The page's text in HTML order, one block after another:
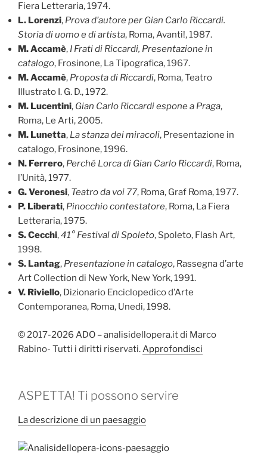
Fiera Letteraria, 1974.
L. Lorenzi, Prova d’autore per Gian Carlo Riccardi.
Storia di uomo e di artista, Roma, Avanti!, 1987.
M. Accamè, I Frati di Riccardi, Presentazione in
catalogo, Frosinone, La Tipografica, 1967.
M. Accamè, Proposta di Riccardi, Roma, Teatro
Illustrato I. G. D., 1972.
M. Lucentini, Gian Carlo Riccardi espone a Praga,
Roma, Le Arti, 2005.
M. Lunetta, La stanza dei miracoli, Presentazione in
catalogo, Frosinone, 1996.
N. Ferrero, Perché Lorca di Gian Carlo Riccardi, Roma,
l’Unità, 1977.
G. Veronesi, Teatro da voi 77, Roma, Graf Roma, 1977.
P. Liberati, Pinocchio contestatore, Roma, La Fiera
Letteraria, 1975.
S. Cecchi,41° Festival di Spoleto, Spoleto, Flash Art,
1998.
S. Lantag, Presentazione in catalogo, Rassegna d’arte
Art Collection di New York, New York, 1991.
V. Riviello, Dizionario Enciclopedico d’Arte
Contemporanea, Roma, Unedi, 1998.
© 2017-2026 ADO – analisidellopera.it di Marco
Rabino- Tutti i diritti riservati.Approfondisci
ASPETTA! Ti possono servire
La descrizione di un paesaggio